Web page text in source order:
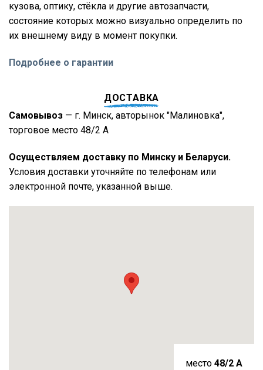
кузова, оптику, стёкла и другие автозапчасти,
состояние которых можно визуально определить по
их внешнему виду в момент покупки.
Подробнее о гарантии
ДОСТАВКА
Самовывоз — г. Минск, авторынок "Малиновка",
торговое место 48/2 А
Осуществляем доставку по Минску и Беларуси.
Условия доставки уточняйте по телефонам или
электронной почте, указанной выше.
место 48/2 A